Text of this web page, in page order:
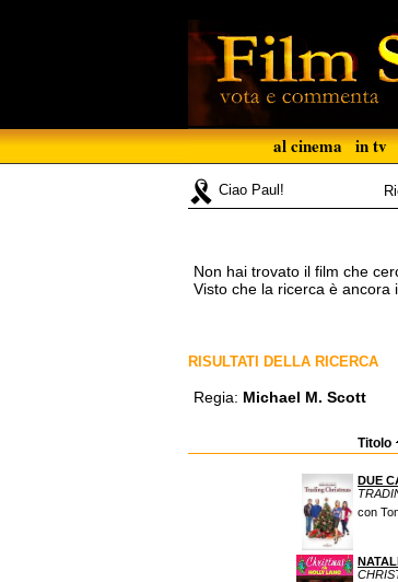
al cinema in tv
Ciao Paul!
Non hai trovato il film che
Visto che la ricerca è
RISULTATI DELLA RICERCA
Regia: Michael M. Scott
Titolo
DUE
con